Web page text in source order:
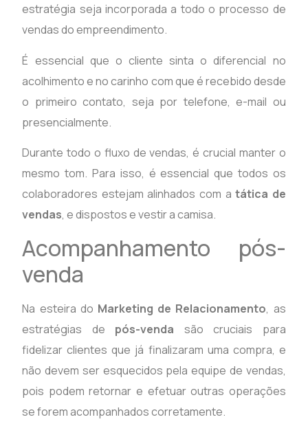
estratégia seja incorporada a todo o processo de
vendas do empreendimento.
É essencial que o cliente sinta o diferencial no
acolhimento e no carinho com que é recebido desde
o primeiro contato, seja por telefone, e-mail ou
presencialmente.
Durante todo o fluxo de vendas, é crucial manter o
mesmo tom. Para isso, é essencial que todos os
colaboradores estejam alinhados com atática de
vendas, e dispostos e vestir a camisa.
Acompanhamento pós-
venda
Na esteira do Marketing de Relacionamento, as
estratégias de pós-venda são cruciais para
fidelizar clientes que já finalizaram uma compra, e
não devem ser esquecidos pela equipe de vendas,
pois podem retornar e efetuar outras operações
se forem acompanhados corretamente.